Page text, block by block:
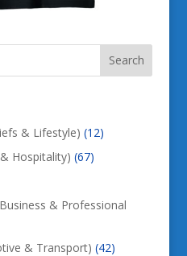
& Lifestyle) (12)
Hospitality) (67)
& Professional
& Transport) (42)